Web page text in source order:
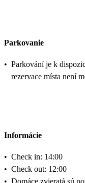
Parkovanie
• Parkování je k
rezervace místa není
Informácie
• Check in: 14:00
• Check out: 12:00
• Domáce zvieratá sú